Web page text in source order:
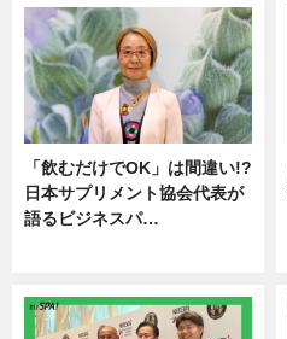
「飲むだけでOK」は間違い!?
日本サプリメント協会代表が
語るビジネスパ…